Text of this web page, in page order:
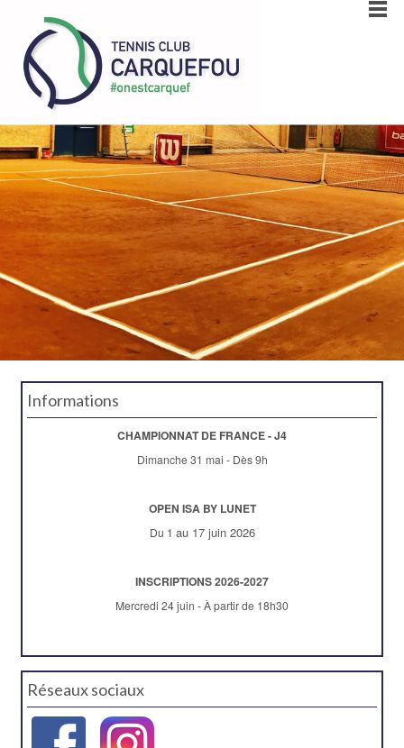
Informations
CHAMPIONNAT DE FRANCE - J4
Dimanche 31 mai - Dès 9h
OPEN ISA BY LUNET
Du 1 au 17 juin 2026
INSCRIPTIONS 2026-2027
Mercredi 24 juin - À partir de 18h30
Réseaux sociaux